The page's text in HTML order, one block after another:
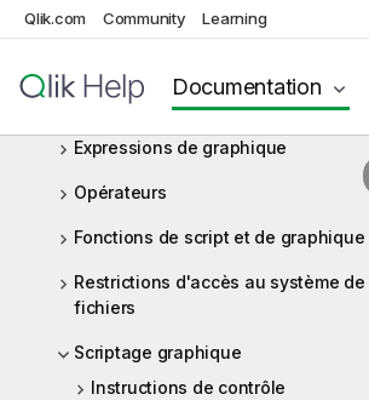
Qlik.com Community Learning
Documentation
Utilisation des variables dans
Expressions de script
Expressions de graphique
Opérateurs
Fonctions de script et de graphique
Restrictions d'accès au système de
fichiers
Scriptage graphique
Instructions de contrôle